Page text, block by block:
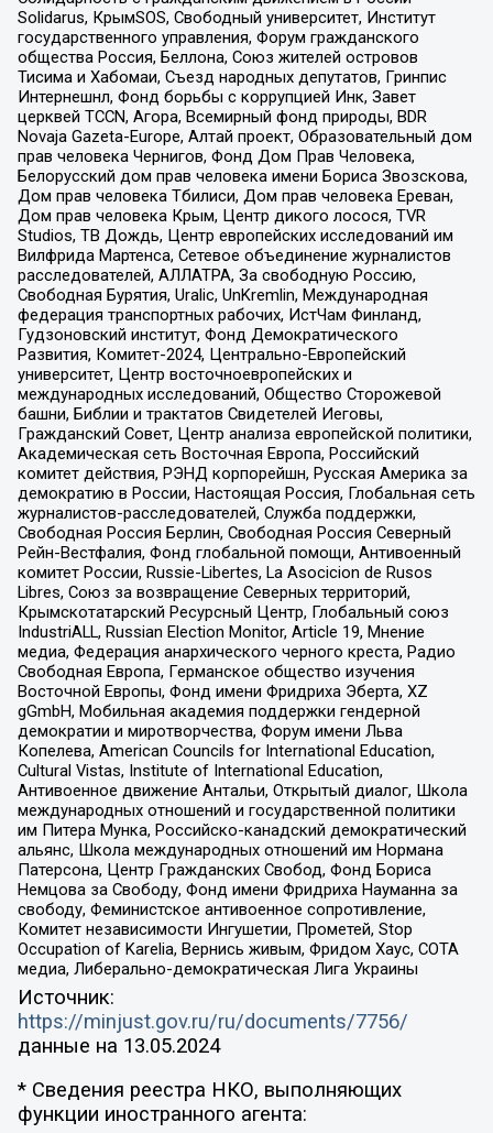
Solidarus, КрымSOS, Свободный университет, Институт
государственного управления, Форум гражданского
общества Россия, Беллона, Союз жителей островов
Тисима и Хабомаи, Съезд народных депутатов, Гринпис
Интернешнл, Фонд борьбы с коррупцией Инк, Завет
церквей TCCN, Агора, Всемирный фонд природы, BDR
Novaja Gazeta-Europe, Алтай проект, Образовательный дом
прав человека Чернигов, Фонд Дом Прав Человека,
Белорусский дом прав человека имени Бориса Звозскова,
Дом прав человека Тбилиси, Дом прав человека Ереван,
Дом прав человека Крым, Центр дикого лосося, TVR
Studios, ТВ Дождь, Центр европейских исследований им
Вилфрида Мартенса, Сетевое объединение журналистов
расследователей, АЛЛАТРА, За свободную Россию,
Свободная Бурятия, Uralic, UnKremlin, Международная
федерация транспортных рабочих, ИстЧам Финланд,
Гудзоновский институт, Фонд Демократического
Развития, Комитет-2024, Центрально-Европейский
университет, Центр восточноевропейских и
международных исследований, Общество Сторожевой
башни, Библии и трактатов Свидетелей Иеговы,
Гражданский Совет, Центр анализа европейской политики,
Академическая сеть Восточная Европа, Российский
комитет действия, РЭНД корпорейшн, Русская Америка за
демократию в России, Настоящая Россия, Глобальная сеть
журналистов-расследователей, Служба поддержки,
Свободная Россия Берлин, Свободная Россия Северный
Рейн-Вестфалия, Фонд глобальной помощи, Антивоенный
комитет России, Russie-Libertes, La Asocicion de Rusos
Libres, Союз за возвращение Северных территорий,
Крымскотатарский Ресурсный Центр, Глобальный союз
IndustriALL, Russian Election Monitor, Article 19, Мнение
медиа, Федерация анархического черного креста, Радио
Свободная Европа, Германское общество изучения
Восточной Европы, Фонд имени Фридриха Эберта, XZ
gGmbH, Мобильная академия поддержки гендерной
демократии и миротворчества, Форум имени Льва
Копелева, American Councils for International Education,
Cultural Vistas, Institute of International Education,
Антивоенное движение Антальи, Открытый диалог, Школа
международных отношений и государственной политики
им Питера Мунка, Российско-канадский демократический
альянс, Школа международных отношений им Нормана
Патерсона, Центр Гражданских Свобод, Фонд Бориса
Немцова за Свободу, Фонд имени Фридриха Науманна за
свободу, Феминистское антивоенное сопротивление,
Комитет независимости Ингушетии, Прометей, Stop
Occupation of Karelia, Вернись живым, Фридом Хаус, СОТА
медиа, Либерально-демократическая Лига Украины
Источник:
https://minjust.gov.ru/ru/documents/7756/
данные на 13.05.2024
* Сведения реестра НКО, выполняющих
функции иностранного агента: